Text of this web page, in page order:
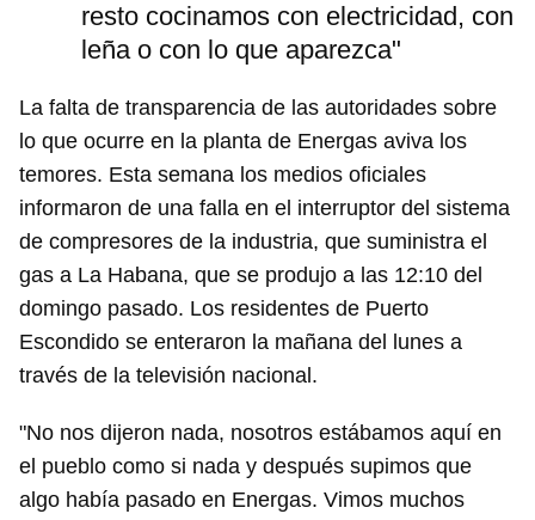
resto cocinamos con electricidad, con
leña o con lo que aparezca"
La falta de transparencia de las autoridades sobre
lo que ocurre en la planta de Energas aviva los
temores. Esta semana los medios oficiales
informaron de una falla en el interruptor del sistema
de compresores de la industria, que suministra el
gas a La Habana, que se produjo a las 12:10 del
domingo pasado. Los residentes de Puerto
Escondido se enteraron la mañana del lunes a
través de la televisión nacional.
"No nos dijeron nada, nosotros estábamos aquí en
el pueblo como si nada y después supimos que
algo había pasado en Energas. Vimos muchos